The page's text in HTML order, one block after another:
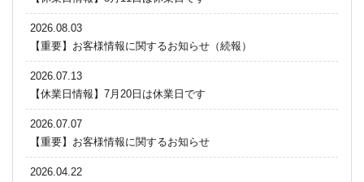
2026.08.03
【重要】お客様情報に関するお知らせ（続報）
2026.07.13
【休業日情報】7月20日は休業日です
2026.07.07
【重要】お客様情報に関するお知らせ
2026.04.22